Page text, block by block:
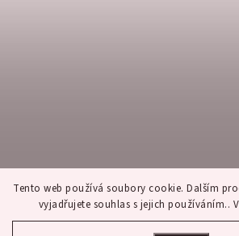
Tento web používá soubory cookie. Dalším
vyjadřujete souhlas s jejich používáním..